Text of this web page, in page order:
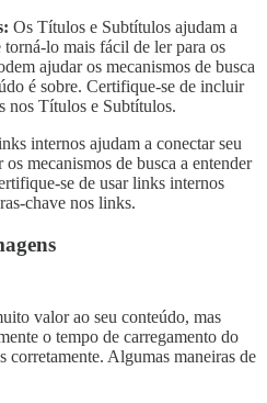
Os Títulos e Subtítulos ajudam a
lo mais fácil de ler para os
ajudar os mecanismos de busca
é sobre. Certifique-se de incluir
nos Títulos e Subtítulos.
internos ajudam a conectar seu
mecanismos de busca a entender
se de usar links internos
chave nos links.
valor ao seu conteúdo, mas
o tempo de carregamento do
corretamente. Algumas maneiras de